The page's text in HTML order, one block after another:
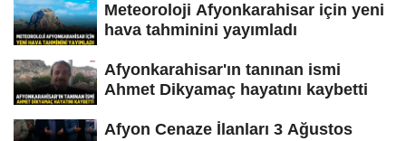
Meteoroloji Afyonkarahisar için yeni
hava tahminini yayımladı
Afyonkarahisar'ın tanınan ismi
Ahmet Dikyamaç hayatını kaybetti
Afyon Cenaze İlanları 3 Ağustos